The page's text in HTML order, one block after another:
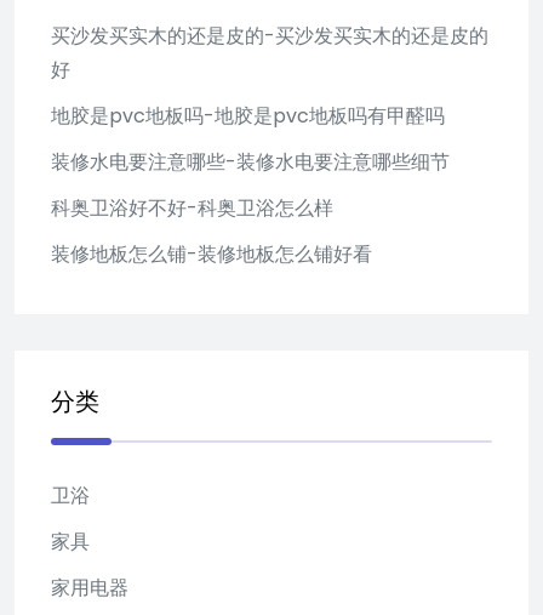
买沙发买实木的还是皮的-买沙发买实木的还是皮的
好
地胶是pvc地板吗-地胶是pvc地板吗有甲醛吗
装修水电要注意哪些-装修水电要注意哪些细节
科奥卫浴好不好-科奥卫浴怎么样
装修地板怎么铺-装修地板怎么铺好看
分类
卫浴
家具
家用电器